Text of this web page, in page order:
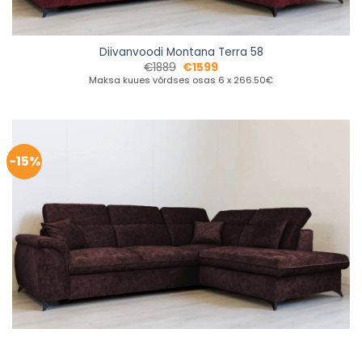
Diivanvoodi Montana Terra 58
€1889 €1599
Maksa kuues võrdses osas 6 x 266.50€
-15%